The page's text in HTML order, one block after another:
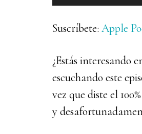
de
audio
Suscríbete: Apple
¿Estás interesando
escuchando este
vez que diste el
y